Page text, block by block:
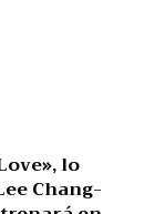
lo
Chang-